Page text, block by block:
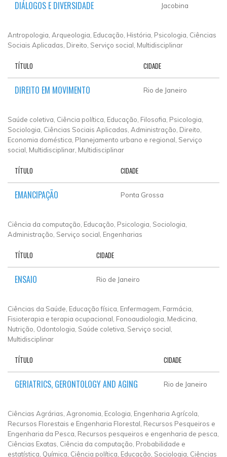
DIÁLOGOS E DIVERSIDADE Jacobina
Antropologia, Arqueologia, Educação, História, Psicologia, Ciências
Sociais Aplicadas, Direito, Serviço social, Multidisciplinar
TÍTULO CIDADE
DIREITO EM MOVIMENTO Rio de Janeiro
Saúde coletiva, Ciência política, Educação, Filosofia, Psicologia,
Sociologia, Ciências Sociais Aplicadas, Administração, Direito,
Economia doméstica, Planejamento urbano e regional, Serviço
social, Multidisciplinar, Multidisciplinar
TÍTULO CIDADE
EMANCIPAÇÃO Ponta Grossa
Ciência da computação, Educação, Psicologia, Sociologia,
Administração, Serviço social, Engenharias
TÍTULO CIDADE
ENSAIO Rio de Janeiro
Ciências da Saúde, Educação física, Enfermagem, Farmácia,
Fisioterapia e terapia ocupacional, Fonoaudiologia, Medicina,
Nutrição, Odontologia, Saúde coletiva, Serviço social,
Multidisciplinar
TÍTULO CIDADE
GERIATRICS, GERONTOLOGY AND AGING Rio de Janeiro
Ciências Agrárias, Agronomia, Ecologia, Engenharia Agrícola,
Recursos Florestais e Engenharia Florestal, Recursos Pesqueiros e
Engenharia da Pesca, Recursos pesqueiros e engenharia de pesca,
Ciências Exatas, Ciência da computação, Probabilidade e
estatística, Química, Ciência política, Educação, Sociologia, Ciências